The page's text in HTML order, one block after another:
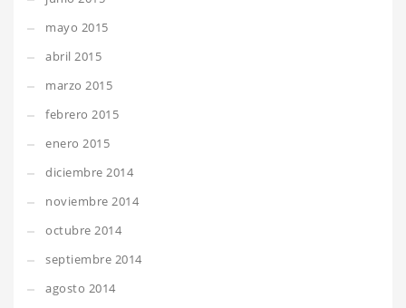
mayo 2015
abril 2015
marzo 2015
febrero 2015
enero 2015
diciembre 2014
noviembre 2014
octubre 2014
septiembre 2014
agosto 2014